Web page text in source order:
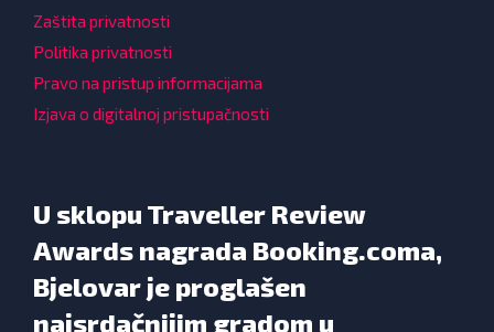
Zaštita privatnosti
Politika privatnosti
Pravo na pristup informacijama
Izjava o digitalnoj pristupačnosti
U sklopu Traveller Review
Awards nagrada Booking.coma,
Bjelovar je proglašen
najsrdačnijim gradom u